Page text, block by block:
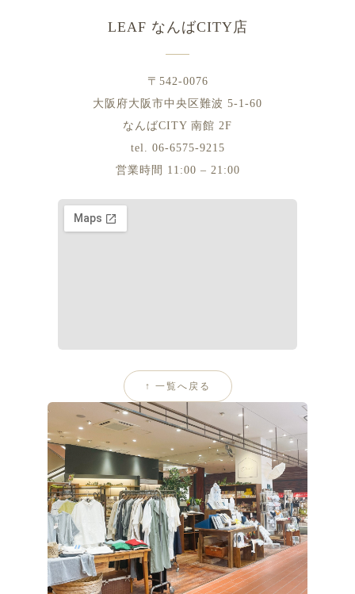
LEAF なんばCITY店
〒542-0076
大阪府大阪市中央区難波 5-1-60
なんばCITY 南館 2F
tel. 06-6575-9215
営業時間 11:00 – 21:00
↑ 一覧へ戻る